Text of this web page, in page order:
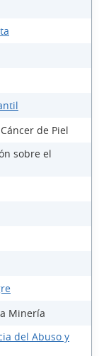
de Piel
sobre el
Minería
del Abuso y